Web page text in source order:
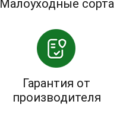
Малоуходные сорта
Гарантия от
производителя